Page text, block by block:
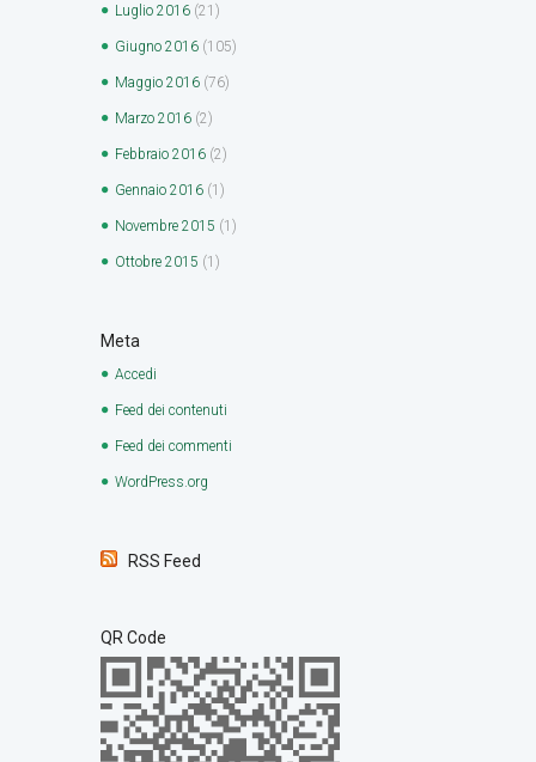
Luglio 2016 (21)
Giugno 2016 (105)
Maggio 2016 (76)
Marzo 2016 (2)
Febbraio 2016 (2)
Gennaio 2016 (1)
Novembre 2015 (1)
Ottobre 2015 (1)
Meta
Accedi
Feed dei contenuti
Feed dei commenti
WordPress.org
RSS Feed
QR Code